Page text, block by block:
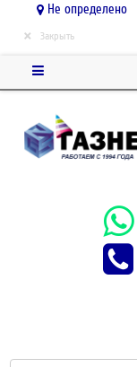
Не определено
× Закрыть